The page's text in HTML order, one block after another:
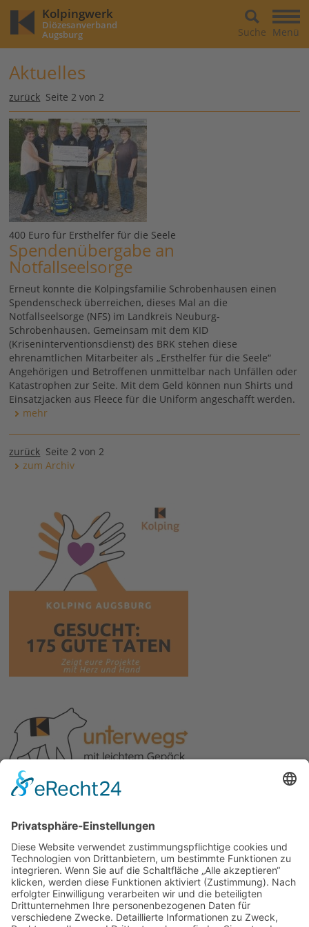
Kolpingwerk
Diözesanverband
Augsburg Menü
Suche
Aktuelles
zurück Seite 2 von 2
400 Euro für Ersthelfer für die Seele
Spendenübergabe an
Notfallseelsorge
Erneut konnte die Kolpingsfamilie Schrobenhausen einen
Spendenscheck überreichen, dieses Mal an die
Notfallseelsorge (NFS) im Landkreis Neuburg-
Schrobenhausen. Gemeinsam mit dem KID
(Kriseninterventionsdienst) des BRK stehen diese
ehrenamtlichen Mitarbeiter als „Ersthelfer für die Seele“
Angehörigen und Betroffenen unmittelbar nach Unfällen oder
Katastrophen zur Seite. Mit dem Geld können nun Shirts und
Einsatzjacken aus Fleece für die Uniform angeschafft werden.
mehr
zurück Seite 2 von 2
zum Archiv